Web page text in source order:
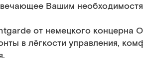
Вашим
от немецкого концерна
в лёгкости управления,